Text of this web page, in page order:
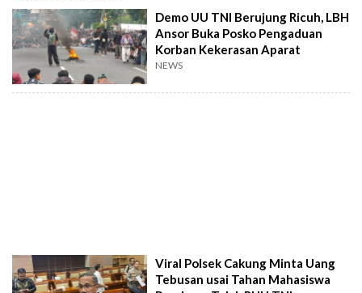
Demo UU TNI Berujung Ricuh, LBH
Ansor Buka Posko Pengaduan
Korban Kekerasan Aparat
NEWS
Viral Polsek Cakung Minta Uang
Tebusan usai Tahan Mahasiswa